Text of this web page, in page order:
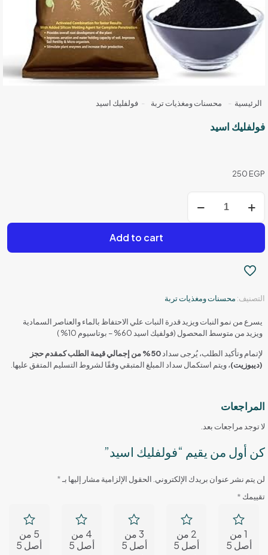
الرئيسية - محسنات ومغذيات تربة - فولفليك اسيد
فولفليك اسيد
250 EGP
فولفليك
Add to cart
التصنيف: محسنات ومغذيات تربة
يسرع من نمو النبات ويزيد قدرة النبات علي الاحتفاظ بالماء والعناصر السمادية
ويزيد من متوسط المحصول (فولفيك اسيد 60% – بوتاسيوم 10% )
لإتمام وتأكيد الطلب، يُرجى سداد
50% من إجمالي قيمة الطلب كمقدم حجز
(ديبوزيت)، ويتم استكمال سداد المبلغ المتبقي وفقًا لشروط التسليم المتفق عليها.
المراجعات
لا توجد مراجعات بعد.
كن أول من يقيم “فولفليك اسيد”
لن يتم نشر عنوان بريدك الإلكتروني. الحقول الإلزامية مشار إليها بـ*
تقييمك *
1 من
أصل 5
2 من
أصل 5
3 من
أصل 5
4 من
أصل 5
5 من
أصل 5